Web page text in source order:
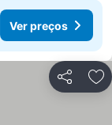
Ver preços
Partilhar